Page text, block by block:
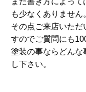
も少なくありません
その点ご来店いただ
すのでご質問にも
塗装の事ならどんな
し下さい。